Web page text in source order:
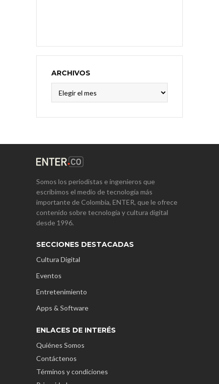
ARCHIVOS
Somos los periodistas e ingenieros que
escribimos el medio de tecnología más
importante de Colombia, ENTER, que le ofrece
contenido sobre tecnología y cultura digital
desde 1996.
SECCIONES DESTACADAS
Cultura Digital
Eventos
Entretenimiento
Apps & Software
ENLACES DE INTERÉS
Quiénes Somos
Contáctenos
Términos y condiciones